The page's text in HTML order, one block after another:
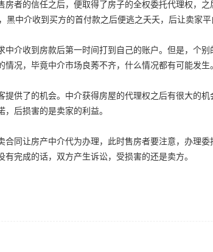
的信任之后，便取得了房子的全权委托代理权，之
黑中介收到买方的首付款之后便逃之夭夭，后让卖家平
收到房款后第一时间打到自己的账户。但是，个别
况，毕竟中介市场良莠不齐，什么情况都有可能发生
供了的机会。中介获得房屋的代理权之后有很大的机
后损害的是卖家的利益。
让房产中介代为办理，此时售房者要注意，办理委
完成的话，双方产生诉讼，受损害的还是卖方。